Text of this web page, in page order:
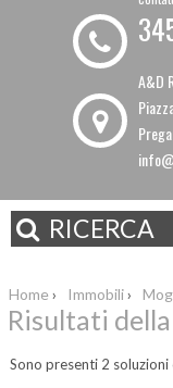
A&D
RICERCA
Home › Immobili›
Risultati
Sono presenti 2